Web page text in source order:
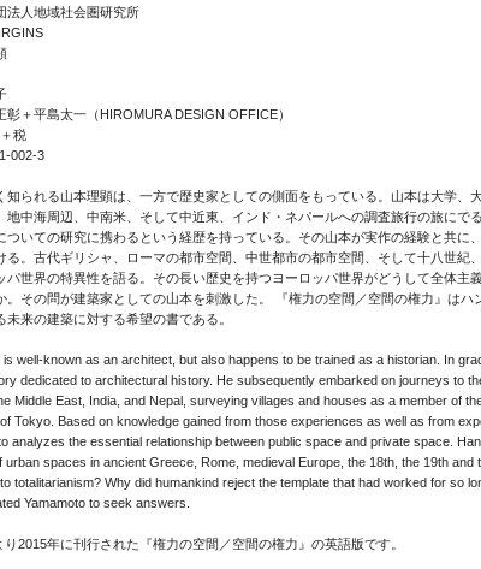
人地域社会圏研究所
彰＋平島太一（HIROMURA DESIGN OFFICE）
税
002-3
知られる山本理顕は、一方で歴史家としての側面をもっている。山本は大学、
地中海周辺、中南米、そして中近東、インド・ネパールへの調査旅行の旅にで
ついての研究に携わるという経歴を持っている。その山本が実作の経験と共に
る。古代ギリシャ、ローマの都市空間、中世都市の都市空間、そして十八世紀
パ世界の特異性を語る。その長い歴史を持つヨーロッパ世界がどうして全体主
。その問が建築家としての山本を刺激した。 『権力の空間／空間の権力』はハ
未来の建築に対する希望の書である。
is well-known as an architect, but also happens to be trained as a historian. In
dedicated to architectural history. He subsequently embarked on journeys to
Middle East, India, and Nepal, surveying villages and houses as a member of
Tokyo. Based on knowledge gained from those experiences as well as from
analyzes the essential relationship between public space and private space.
spaces in ancient Greece, Rome, medieval Europe, the 18th, the 19th and
totalitarianism? Why did humankind reject the template that had worked for so
Yamamoto to seek answers.
2015年に刊行された『権力の空間／空間の権力』の英語版です。